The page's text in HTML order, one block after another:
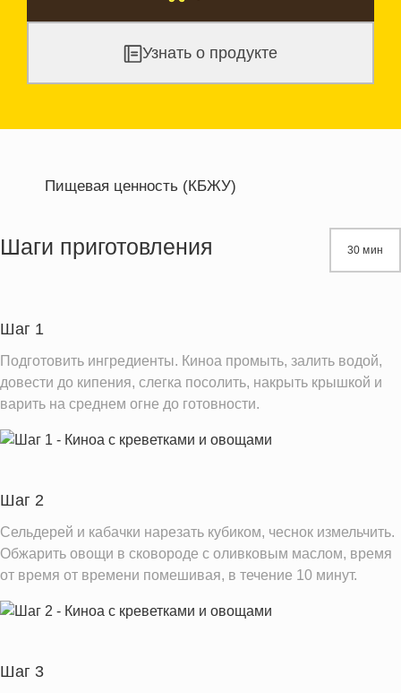
Узнать о продукте
Пищевая ценность (КБЖУ)
Жиры
Информация для одной порции
Шаги приготовления 30 мин
Шаг 1
Подготовить ингредиенты. Киноа промыть, залить водой,
довести до кипения, слегка посолить, накрыть крышкой и
варить на среднем огне до готовности.
Шаг 2
Сельдерей и кабачки нарезать кубиком, чеснок измельчить.
Обжарить овощи в сковороде с оливковым маслом, время
от время от времени помешивая, в течение 10 минут.
Шаг 3